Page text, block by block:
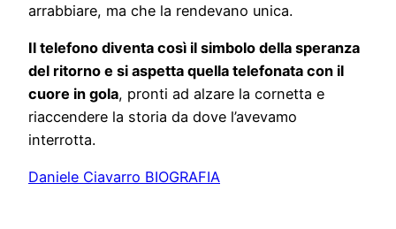
arrabbiare, ma che la rendevano unica.
Il telefono diventa così il simbolo della speranza
del ritorno e si aspetta quella telefonata con il
cuore in gola, pronti ad alzare la cornetta e
riaccendere la storia da dove l’avevamo
interrotta.
Daniele Ciavarro BIOGRAFIA